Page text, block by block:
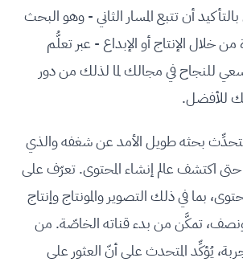
أن تتبع المسار الثاني - وهو البحث
خلال الإنتاج أو الإبداع - عبر تعلُّم
للنجاح في مجالك لما لذلك من دور
للأفضل.
بحثه طويل الأمد عن شغفه والذي
اكتشف عالم إنشاء المحتوى. تعرّف على
بما في ذلك التصوير والمونتاج وإنتاج
تمكَّن من بدء قناته الخاصّة. من
يُؤكِّد المتحدث على أنّ العثور على